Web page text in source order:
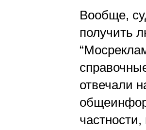
Вообще,
получить
отвечали